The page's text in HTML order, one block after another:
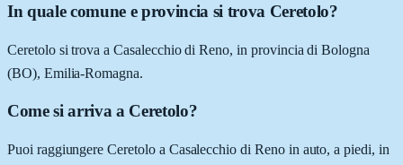
In quale comune e provincia si trova Ceretolo?
Ceretolo si trova a Casalecchio di Reno, in provincia di Bologna
(BO), Emilia-Romagna.
Come si arriva a Ceretolo?
Puoi raggiungere Ceretolo a Casalecchio di Reno in auto, a piedi, in